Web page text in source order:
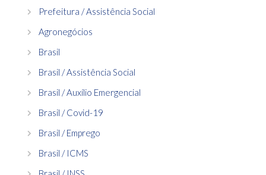
Prefeitura / Assistência Social
Agronegócios
Brasil
Brasil / Assistência Social
Brasil / Auxílio Emergencial
Brasil / Covid-19
Brasil / Emprego
Brasil / ICMS